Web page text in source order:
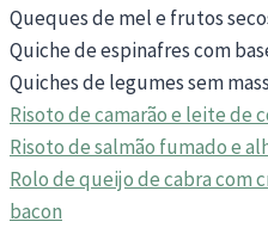
Queques de mel e frutos
Quiche de espinafres com
Quiches de legumes sem
Risoto de camarão e leite de
Risoto de salmão fumado e
Rolo de queijo de cabra com
bacon